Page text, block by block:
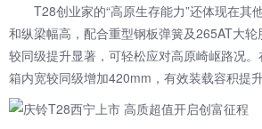
T28创业家的“高原生存能力”还体现在其
和纵梁幅高，配合重型钢板弹簧及265AT大
较同级提升显著，可轻松应对高原崎岖路况
箱内宽较同级增加420mm，有效装载容积提升